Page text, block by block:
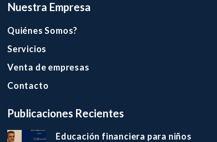
Nuestra Empresa
Quiénes Somos?
Servicios
Venta de empresas
Contacto
Publicaciones Recientes
Educación financiera para niños